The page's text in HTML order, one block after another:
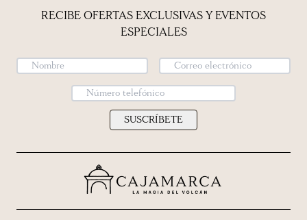
RECIBE OFERTAS EXCLUSIVAS Y EVENTOS
ESPECIALES
SUSCRÍBETE